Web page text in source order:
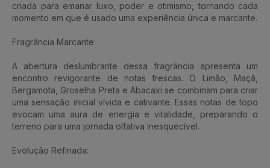
criada para emanar luxo, poder e otimismo, tornando cada
momento em que é usado uma experiência única e marcante.
Fragrância Marcante:
A abertura deslumbrante dessa fragrância apresenta um
encontro revigorante de notas frescas. O Limão, Maçã,
Bergamota, Groselha Preta e Abacaxi se combinam para criar
uma sensação inicial vívida e cativante. Essas notas de topo
evocam uma aura de energia e vitalidade, preparando o
terreno para uma jornada olfativa inesquecível.
Evolução Refinada: